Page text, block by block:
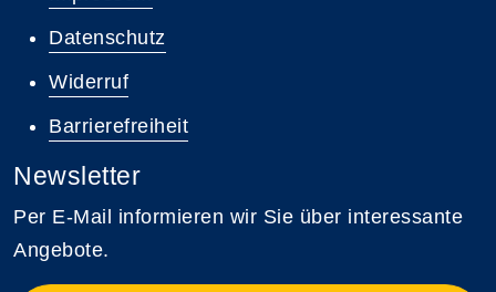
Datenschutz
Widerruf
Barrierefreiheit
Newsletter
Per E-Mail informieren wir Sie über interessante
Angebote.